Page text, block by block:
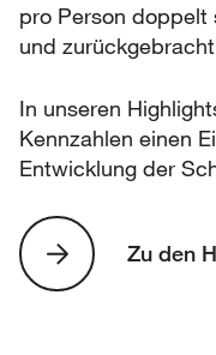
pro Person doppelt
und
In unseren
Kennzahlen einen
Entwicklung der
Zu den